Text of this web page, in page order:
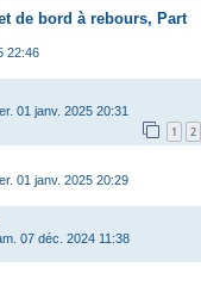
de bord à rebours, Part
22:46
01 janv. 2025 20:31
1 2
01 janv. 2025 20:29
07 déc. 2024 11:38